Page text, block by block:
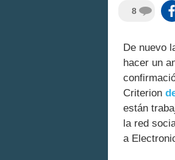
8
De nuevo
hacer un
Criterion
están
la red
a